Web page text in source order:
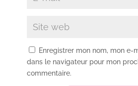
Enregistrer mon nom, mon e-
dans le navigateur pour mon
commentaire.